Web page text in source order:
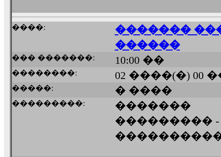
����:
�������
������
��� �������: 10:00 ��
��������: 02 ����(�) 00
�����: � ����
���������:
�������
���������